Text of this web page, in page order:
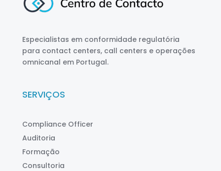
Especialistas em conformidade regulatória
para contact centers, call centers e operações
omnicanal em Portugal.
SERVIÇOS
Compliance Officer
Auditoria
Formação
Consultoria